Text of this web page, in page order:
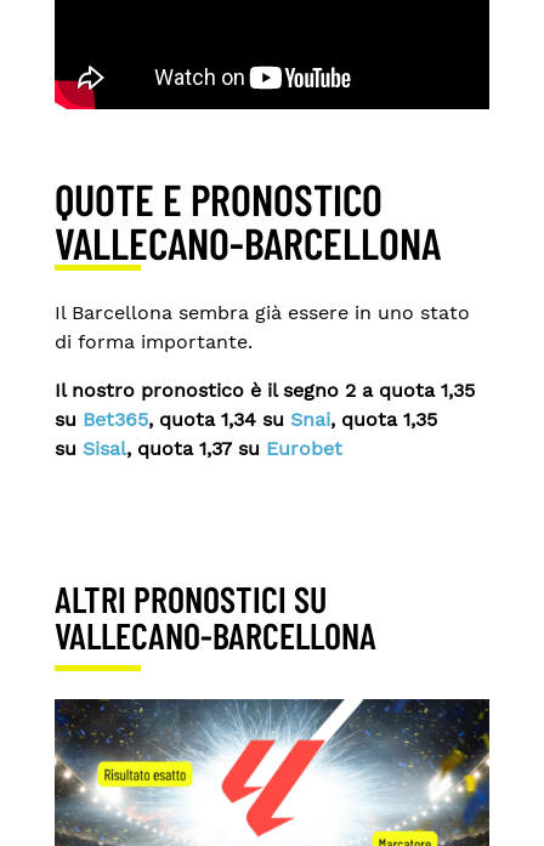
QUOTE E PRONOSTICO
VALLECANO-BARCELLONA
Il Barcellona sembra già essere in uno stato
di forma importante.
Il nostro pronostico è il segno 2 a quota 1,35
su Bet365, quota 1,34 su Snai, quota 1,35
su Sisal, quota 1,37su Eurobet
ALTRI PRONOSTICI SU
VALLECANO-BARCELLONA